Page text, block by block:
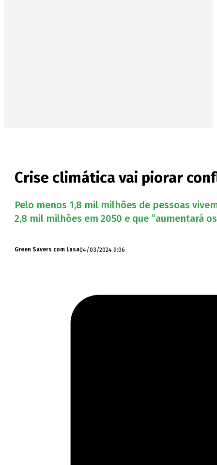
Crise climática vai piorar
Pelo menos 1,8 mil milhões de pessoas
2,8 mil milhões em 2050 e que “aumentará
Green Savers com Lusa04/03/2024 9:06